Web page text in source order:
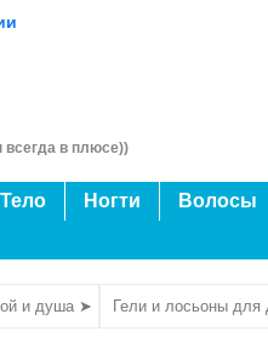
в плюсе))
Тело Ногти
Волосы
и душа ➤ Гели и лосьоны